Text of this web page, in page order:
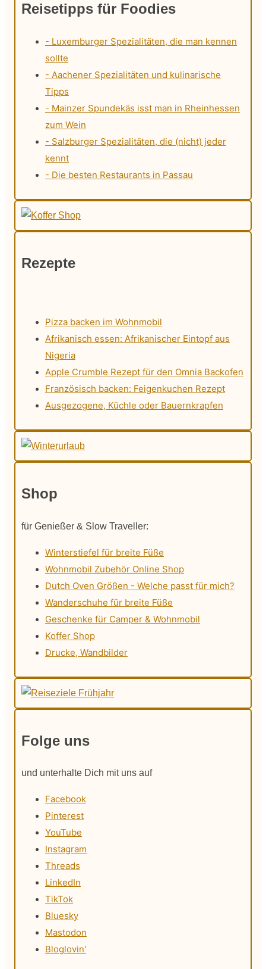
Reisetipps für Foodies
- Luxemburger Spezialitäten, die man kennen
sollte
- Aachener Spezialitäten und kulinarische
Tipps
- Mainzer Spundekäs isst man in Rheinhessen
zum Wein
- Salzburger Spezialitäten, die (nicht) jeder
kennt
- Die besten Restaurants in Passau
Rezepte
Pizza backen im Wohnmobil
Afrikanisch essen: Afrikanischer Eintopf aus
Nigeria
Apple Crumble Rezept für den Omnia Backofen
Französisch backen: Feigenkuchen Rezept
Ausgezogene, Küchle oder Bauernkrapfen
Shop
für Genießer & Slow Traveller:
Winterstiefel für breite Füße
Wohnmobil Zubehör Online Shop
Dutch Oven Größen - Welche passt für mich?
Wanderschuhe für breite Füße
Geschenke für Camper & Wohnmobil
Koffer Shop
Drucke, Wandbilder
Folge uns
und unterhalte Dich mit uns auf
Facebook
Pinterest
YouTube
Instagram
Threads
LinkedIn
TikTok
Bluesky
Mastodon
Bloglovin'